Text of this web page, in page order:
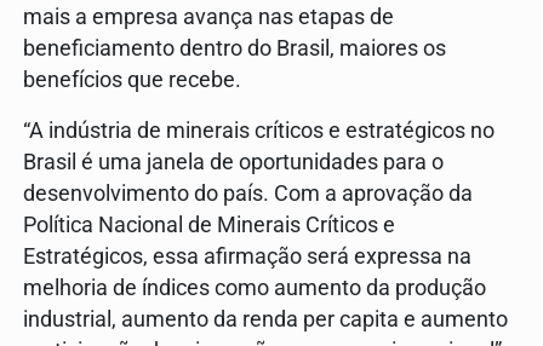
mais a empresa avança nas etapas de
beneficiamento dentro do Brasil, maiores os
benefícios que recebe.
“A indústria de minerais críticos e estratégicos no
Brasil é uma janela de oportunidades para o
desenvolvimento do país. Com a aprovação da
Política Nacional de Minerais Críticos e
Estratégicos, essa afirmação será expressa na
melhoria de índices como aumento da produção
industrial, aumento da renda per capita e aumento